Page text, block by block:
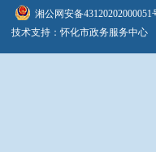
湘公网安备43120202000051
技术支持：怀化市政务服务中心